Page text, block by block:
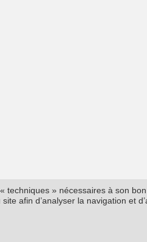
techniques » nécessaires à son
afin d’analyser la navigation et